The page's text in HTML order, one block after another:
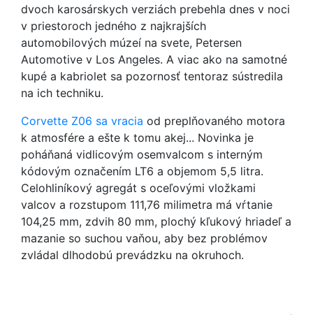
dvoch karosárskych verziách prebehla dnes v noci
v priestoroch jedného z najkrajších
automobilových múzeí na svete, Petersen
Automotive v Los Angeles. A viac ako na samotné
kupé a kabriolet sa pozornosť tentoraz sústredila
na ich techniku.
Corvette Z06 sa vracia od preplňovaného motora
k atmosfére a ešte k tomu akej... Novinka je
poháňaná vidlicovým osemvalcom s interným
kódovým označením LT6 a objemom 5,5 litra.
Celohliníkový agregát s oceľovými vložkami
valcov a rozstupom 111,76 milimetra má vŕtanie
104,25 mm, zdvih 80 mm, plochý kľukový hriadeľ a
mazanie so suchou vaňou, aby bez problémov
zvládal dlhodobú prevádzku na okruhoch.